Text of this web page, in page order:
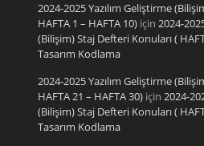
2024-2025 Yazılım Geliştirme
HAFTA 1 – HAFTA 10)için 2024-
(Bilişim) Staj Defteri Konuları (
Tasarım Kodlama
2024-2025 Yazılım Geliştirme
HAFTA 21 – HAFTA 30)için 2024-
(Bilişim) Staj Defteri Konuları (
Tasarım Kodlama